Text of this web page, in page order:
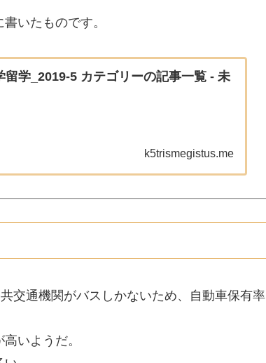
いたものです。
留学_2019-5 カテゴリーの記事一覧 - 未
k5trismegistus.me
交通機関がバスしかないため、自動車保有率
いようだ。